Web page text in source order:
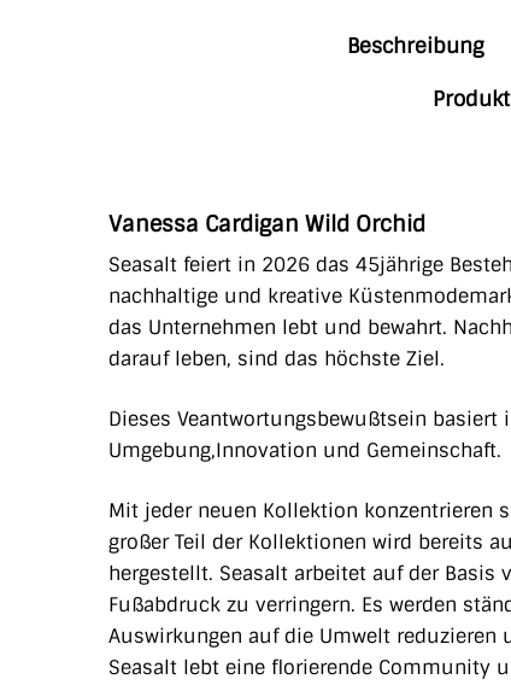
Beschreibung
Vanessa Cardigan Wild Orchid
Seasalt feiert in 2026 das 45jährige
nachhaltige und kreative
das Unternehmen lebt und bewahrt.
darauf leben, sind das höchste Ziel.
Dieses Veantwortungsbewußtsein
Umgebung,Innovation und Gemeinschaft.
Mit jeder neuen Kollektion konzentrieren
großer Teil der Kollektionen wird bereits
hergestellt. Seasalt arbeitet auf der Basis
Fußabdruck zu verringern. Es werden
Auswirkungen auf die Umwelt reduzieren
Seasalt lebt eine florierende Community